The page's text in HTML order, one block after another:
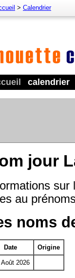
calendrier
> Calendrier
jour
sur
au
noms
Date Origine
Août 2026